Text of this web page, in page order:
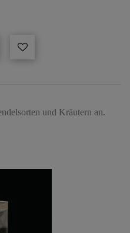
und Kräutern an.